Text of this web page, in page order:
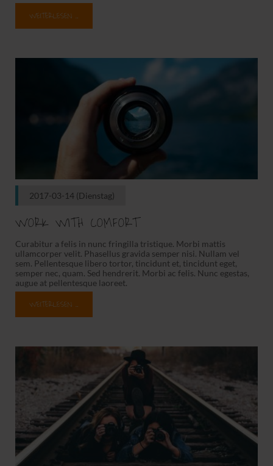
WEITERLESEN …
2017-03-14 (Dienstag)
WORK WITH COMFORT
Curabitur a felis in nunc fringilla tristique. Morbi mattis
ullamcorper velit. Phasellus gravida semper nisi. Nullam vel
sem. Pellentesque libero tortor, tincidunt et, tincidunt eget,
semper nec, quam. Sed hendrerit. Morbi ac felis. Nunc egestas,
augue at pellentesque laoreet.
WEITERLESEN …